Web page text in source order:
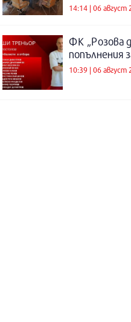
14:14 | 06 август
ФК „Розова
попълнения
10:39 | 06 август